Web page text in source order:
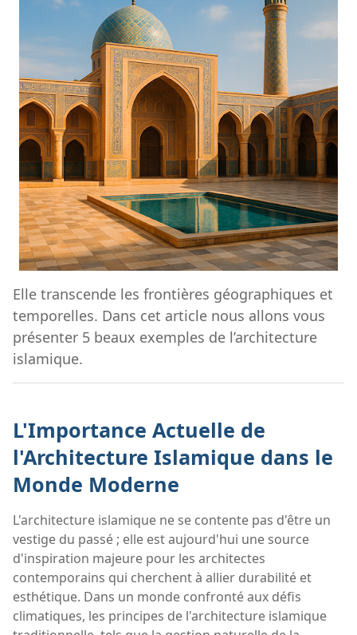
Elle transcende les frontières géographiques et
temporelles. Dans cet article nous allons vous
présenter 5 beaux exemples de l’architecture
islamique.
L'Importance Actuelle de
l'Architecture Islamique dans le
Monde Moderne
L'architecture islamique ne se contente pas d'être un
vestige du passé ; elle est aujourd'hui une source
d'inspiration majeure pour les architectes
contemporains qui cherchent à allier durabilité et
esthétique. Dans un monde confronté aux défis
climatiques, les principes de l'architecture islamique